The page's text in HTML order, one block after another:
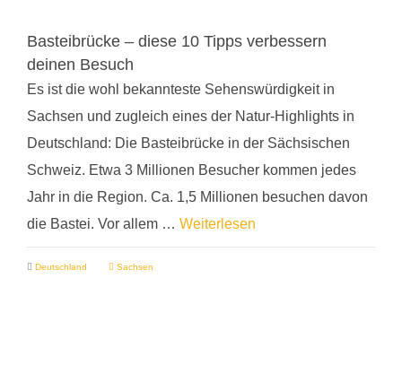
Basteibrücke – diese 10 Tipps verbessern
deinen Besuch
Es ist die wohl bekannteste Sehenswürdigkeit in
Sachsen und zugleich eines der Natur-Highlights in
Deutschland: Die Basteibrücke in der Sächsischen
Schweiz. Etwa 3 Millionen Besucher kommen jedes
Jahr in die Region. Ca. 1,5 Millionen besuchen davon
die Bastei. Vor allem … Weiterlesen
Deutschland Sachsen